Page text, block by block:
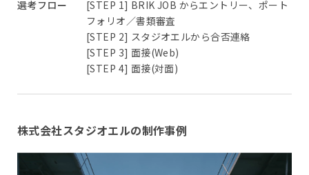
選考フロー
[STEP 1] BRIK JOB からエントリー、ポート
フォリオ／書類審査
[STEP 2] スタジオエルから合否連絡
[STEP 3] 面接(Web)
[STEP 4] 面接(対面)
株式会社スタジオエルの制作事例